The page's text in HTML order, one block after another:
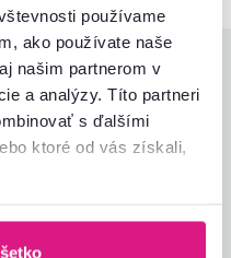
používame
ako používate naše
našim partnerom v
a analýzy. Títo partneri
s ďalšími
ktoré od vás získali,
4,6
4,3